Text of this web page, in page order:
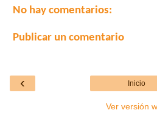
No hay comentarios:
Publicar un comentario
‹ Inicio
Ver versión